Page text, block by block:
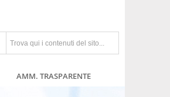
AMM. TRASPARENTE